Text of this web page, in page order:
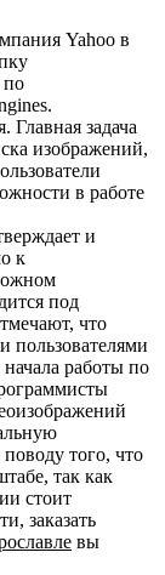
Yahoo в
по
Главная задача
изображений,
в работе
и
к
под
что
пользователями
работы по
того, что
так как
стоит
заказать
вы